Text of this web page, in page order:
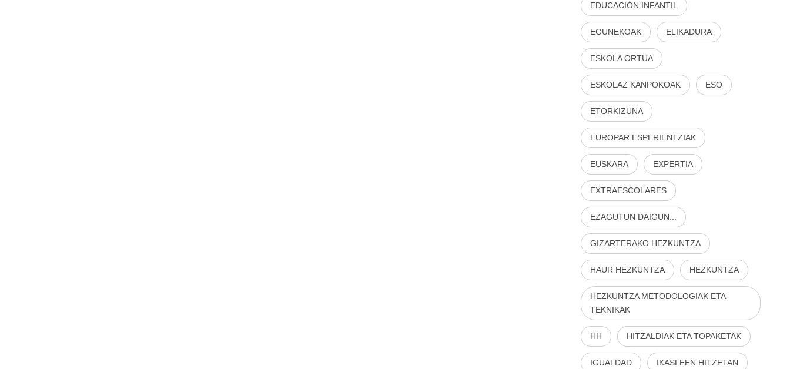
EDUCACIÓN INFANTIL
EGUNEKOAK ELIKADURA
ESKOLA ORTUA
ESKOLAZ KANPOKOAK ESO
ETORKIZUNA
EUROPAR ESPERIENTZIAK
EUSKARA EXPERTIA
EXTRAESCOLARES
EZAGUTUN DAIGUN...
GIZARTERAKO HEZKUNTZA
HAUR HEZKUNTZA HEZKUNTZA
HEZKUNTZA METODOLOGIAK ETA
TEKNIKAK
HH HITZALDIAK ETA TOPAKETAK
IGUALDAD IKASLEEN HITZETAN